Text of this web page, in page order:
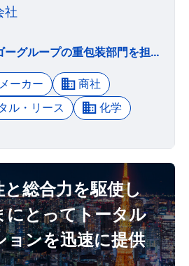
社
日本マタイはレンゴーグループの重包装部門を担っています。 日本マタイは、高度な技術力と誠実な流通サービスにより優れた重包装製品を提供し、お客様の商品の価値を高め、産業界の発展と生活文化に貢献する、誇りと夢のある企業を目指します。 また、あらゆる産業の物流に最適なパッケージング（包装）を総合的に開発するゼネラル・パッケージング・インダストリー、レンゴーのグループ企業として、7つの指針に基づいて行動します。 1．顧客満足 活力ある事業活動を通じて、お客様の満足と信頼を獲得し、繁栄と夢を実現する。 2．法令遵守 高い倫理観を持ち法令遵守を徹底し、常に誠実に行動する。 3．情報開示 積極的かつ正確な情報開示を通じ、広く社会とのコミュニケーションに努める。 4．社員満足 働く者一人一人の価値を尊重し、安全で働きやすい環境づくりに努め、ゆとりと豊かさを実現する。 5．環境保全 地球環境の保全に主体的に取り組む。 6．社会貢献 良き企業市民として社会に貢献する。 7．グローバル グローバル化に対応し、法令を遵守するとともに、文化習慣に配慮し経済社会発展に貢献する。
メーカー
商社
ル・リース
化学
総合力を駆使し
にとってトータル
ョンを迅速に提供